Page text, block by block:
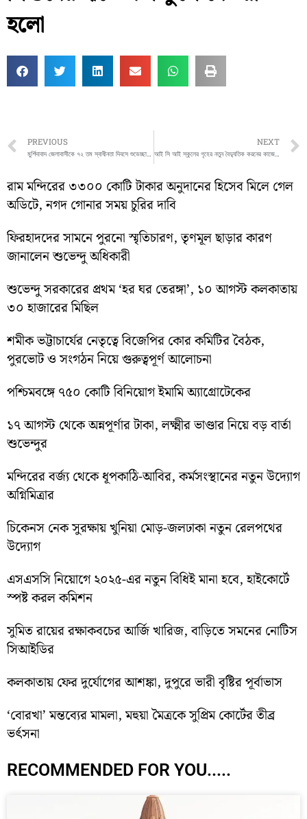
হলো
Prev
PREVIOUS
মুর্শিদাবাদ জেলাবাসীকে ৭২ তম স্বাধীনতা দিবসে শুভেচ্ছা জানালেন জেলা শাসক পি. উল্গানাথন
NEXT
আই সি আই স্কুলের গৃহের নতুন বৈদ্যুতিক করনের কাজের শুভ উদ্বোধন করলেন অধীর চৌধুরী
রাম মন্দিরের ৩৩০০ কোটি টাকার অনুদানের হিসেব মিলে গেল
অডিটে, নগদ গোনার সময় চুরির দাবি
ফিরহাদদের সামনে পুরনো স্মৃতিচারণ, তৃণমূল ছাড়ার কারণ
জানালেন শুভেন্দু অধিকারী
শুভেন্দু সরকারের প্রথম ‘হর ঘর তেরঙ্গা’, ১০ আগস্ট কলকাতায়
৩০ হাজারের মিছিল
শমীক ভট্টাচার্যের নেতৃত্বে বিজেপির কোর কমিটির বৈঠক,
পুরভোট ও সংগঠন নিয়ে গুরুত্বপূর্ণ আলোচনা
পশ্চিমবঙ্গে ৭৫০ কোটি বিনিয়োগ ইমামি অ্যাগ্রোটেকের
১৭ আগস্ট থেকে অন্নপূর্ণার টাকা, লক্ষ্মীর ভাণ্ডার নিয়ে বড় বার্তা
শুভেন্দুর
মন্দিরের বর্জ্য থেকে ধূপকাঠি-আবির, কর্মসংস্থানের নতুন উদ্যোগ
অগ্নিমিত্রার
চিকেনস নেক সুরক্ষায় খুনিয়া মোড়-জলঢাকা নতুন রেলপথের
উদ্যোগ
এসএসসি নিয়োগে ২০২৫-এর নতুন বিধিই মানা হবে, হাইকোর্টে
স্পষ্ট করল কমিশন
সুমিত রায়ের রক্ষাকবচের আর্জি খারিজ, বাড়িতে সমনের নোটিস
সিআইডির
কলকাতায় ফের দুর্যোগের আশঙ্কা, দুপুরে ভারী বৃষ্টির পূর্বাভাস
‘বোরখা’ মন্তব্যের মামলা, মহুয়া মৈত্রকে সুপ্রিম কোর্টের তীব্র
ভর্ৎসনা
RECOMMENDED FOR YOU.....